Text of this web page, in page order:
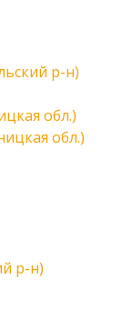
р-н)
обл.)
обл.)
р-н)